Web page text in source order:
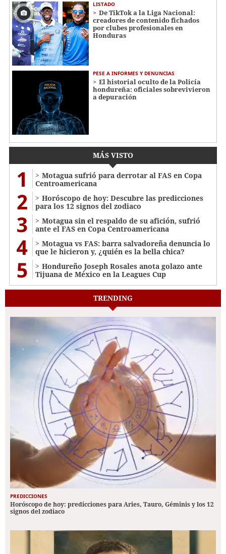
LISTADO
De TikTok a la Liga Nacional:
creadores de contenido fichados
por clubes profesionales en
Honduras
PESE A INFORMES Y DENUNCIAS
El historial oculto de la Policía
hondureña: oficiales sobrevivieron
a depuración
MÁS VISTO
1
Motagua sufrió para derrotar al FAS en Copa
Centroamericana
2
Horóscopo de hoy: Descubre las predicciones
para los 12 signos del zodiaco
3
Motagua sin el respaldo de su afición, sufrió
ante el FAS en Copa Centroamericana
4
Motagua vs FAS: barra salvadoreña denuncia lo
que le hicieron y, ¿quién es la bella chica?
5
Hondureño Joseph Rosales anota golazo ante
Tijuana de México en la Leagues Cup
TRENDING
PREDICCIONES
Horóscopo de hoy: predicciones para Aries, Tauro, Géminis y los 12
signos del zodiaco